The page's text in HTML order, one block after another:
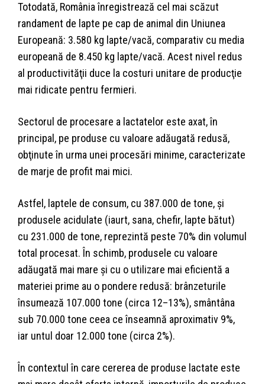
Totodată, România înregistrează cel mai scăzut
randament de lapte pe cap de animal din Uniunea
Europeană: 3.580 kg lapte/vacă, comparativ cu media
europeană de 8.450 kg lapte/vacă. Acest nivel redus
al productivităţii duce la costuri unitare de producţie
mai ridicate pentru fermieri.
Sectorul de procesare a lactatelor este axat, în
principal, pe produse cu valoare adăugată redusă,
obţinute în urma unei procesări minime, caracterizate
de marje de profit mai mici.
Astfel, laptele de consum, cu 387.000 de tone, şi
produsele acidulate (iaurt, sana, chefir, lapte bătut)
cu 231.000 de tone, reprezintă peste 70% din volumul
total procesat. În schimb, produsele cu valoare
adăugată mai mare şi cu o utilizare mai eficientă a
materiei prime au o pondere redusă: brânzeturile
însumează 107.000 tone (circa 12–13%), smântâna
sub 70.000 tone ceea ce înseamnă aproximativ 9%,
iar untul doar 12.000 tone (circa 2%).
În contextul în care cererea de produse lactate este